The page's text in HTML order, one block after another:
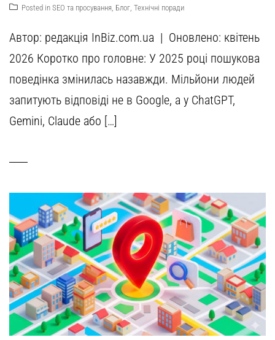
Posted in SEO та просування Блог Технічні поради
Автор: редакція InBiz.com.ua | Оновлено: квітень
2026 Коротко про головне: У 2025 році пошукова
поведінка змінилась назавжди. Мільйони людей
запитують відповіді не в Google, а у ChatGPT,
Gemini, Claude або […]